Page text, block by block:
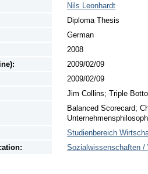
Nils Leonhardt
Diploma Thesis
German
2008
2009/02/09
2009/02/09
Jim Collins; Triple
Balanced Scorecard;
Studienbereich
Sozialwissenschaften